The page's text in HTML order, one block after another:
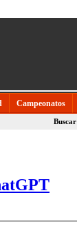
Campeonatos
Buscar